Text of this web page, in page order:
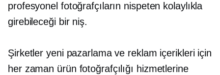
profesyonel fotoğrafçıların nispeten kolaylıkla
girebileceği bir niş.
Şirketler yeni pazarlama ve reklam içerikleri için
her zaman ürün fotoğrafçılığı hizmetlerine